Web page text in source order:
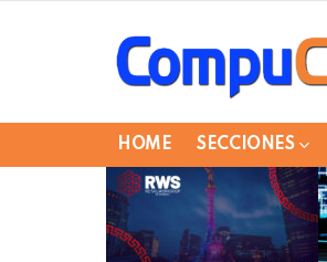
HOME SECCIONES
LATEST
STORIES